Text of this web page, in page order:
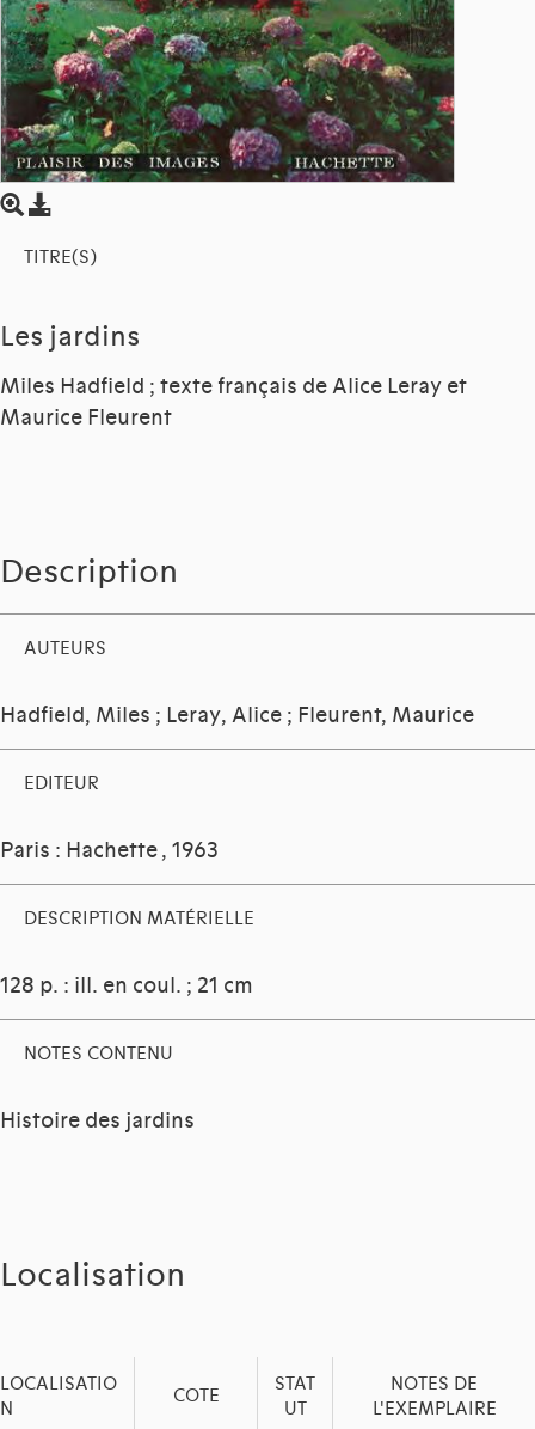
TITRE(S)
Les jardins
Miles Hadfield ; texte français de Alice Leray et
Maurice Fleurent
Description
AUTEURS
Hadfield, Miles ; Leray, Alice ; Fleurent, Maurice
EDITEUR
Paris : Hachette, 1963
DESCRIPTION MATÉRIELLE
128 p. : ill. en coul. ; 21 cm
NOTES CONTENU
Histoire des jardins
Localisation
LOCALISATIO
N
COTE
STAT
UT
NOTES DE
L'EXEMPLAIRE